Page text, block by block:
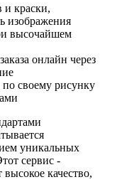
и краски,
изображения
высочайшем
онлайн через
своему рисунку
уникальных
сервис -
качество,